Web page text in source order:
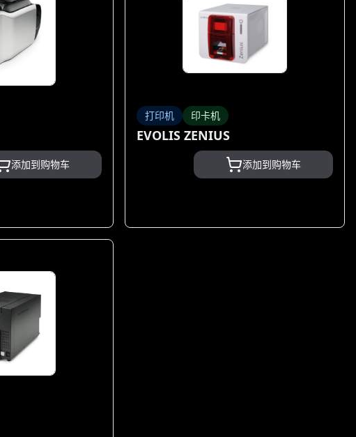
添加到购物车
打印机 印卡机
EVOLIS ZENIUS
添加到购物车